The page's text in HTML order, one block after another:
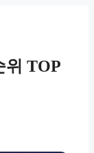
위 TOP